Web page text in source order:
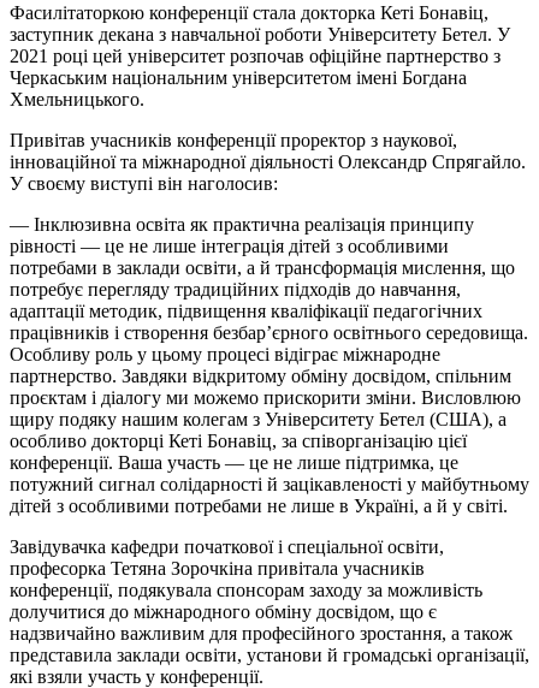
Фасилітаторкою конференції стала докторка Кеті Бонавіц,
заступник декана з навчальної роботи Університету Бетел. У
2021 році цей університет розпочав офіційне партнерство з
Черкаським національним університетом імені Богдана
Хмельницького.
Привітав учасників конференції проректор з наукової,
інноваційної та міжнародної діяльності Олександр Спрягайло.
У своєму виступі він наголосив:
— Інклюзивна освіта як практична реалізація принципу
рівності — це не лише інтеграція дітей з особливими
потребами в заклади освіти, а й трансформація мислення, що
потребує перегляду традиційних підходів до навчання,
адаптації методик, підвищення кваліфікації педагогічних
працівників і створення безбар’єрного освітнього середовища.
Особливу роль у цьому процесі відіграє міжнародне
партнерство. Завдяки відкритому обміну досвідом, спільним
проєктам і діалогу ми можемо прискорити зміни. Висловлюю
щиру подяку нашим колегам з Університету Бетел (США), а
особливо докторці Кеті Бонавіц, за співорганізацію цієї
конференції. Ваша участь — це не лише підтримка, це
потужний сигнал солідарності й зацікавленості у майбутньому
дітей з особливими потребами не лише в Україні, а й у світі.
Завідувачка кафедри початковоїі спеціальної освіти,
професорка Тетяна Зорочкіна привітала учасників
конференції, подякувала спонсорам заходу за можливість
долучитися до міжнародного обміну досвідом, що є
надзвичайно важливим для професійного зростання, а також
представила заклади освіти, установи й громадські організації,
які взяли участь у конференції.